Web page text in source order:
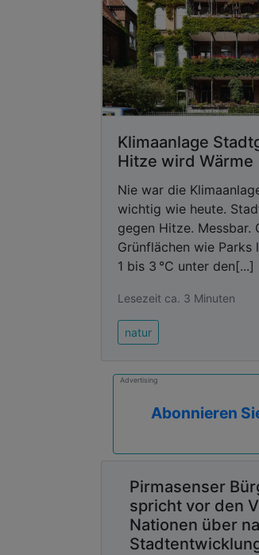
Klimaanlage
Hitze wird Wärme
Nie war die
wichtig wie heute.
gegen Hitze. Messbar.
Grünflächen wie Parks
1 bis 3 °C unter den[...]
Lesezeit ca. 3 Minuten
natur
Advertising
Abonnieren
Pirmasenser
spricht vor den
Nationen über